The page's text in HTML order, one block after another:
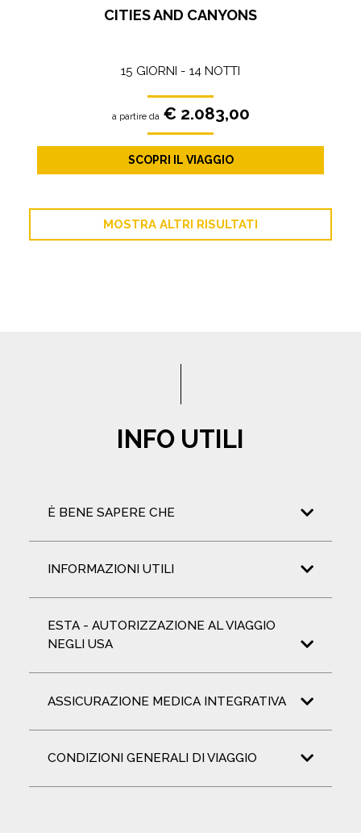
CITIES AND CANYONS
15 GIORNI - 14 NOTTI
a partire da € 2.083,00
SCOPRI IL VIAGGIO
MOSTRA ALTRI RISULTATI
INFO UTILI
È BENE SAPERE CHE
INFORMAZIONI UTILI
ESTA - AUTORIZZAZIONE AL VIAGGIO
NEGLI USA
ASSICURAZIONE MEDICA INTEGRATIVA
CONDIZIONI GENERALI DI VIAGGIO